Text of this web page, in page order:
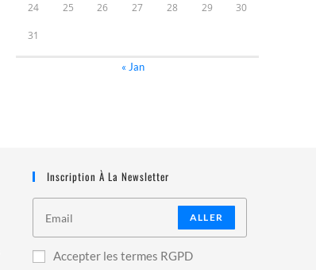
24 25 26 27 28 29 30
31
« Jan
Inscription À La Newsletter
ALLER
Accepter les termes RGPD